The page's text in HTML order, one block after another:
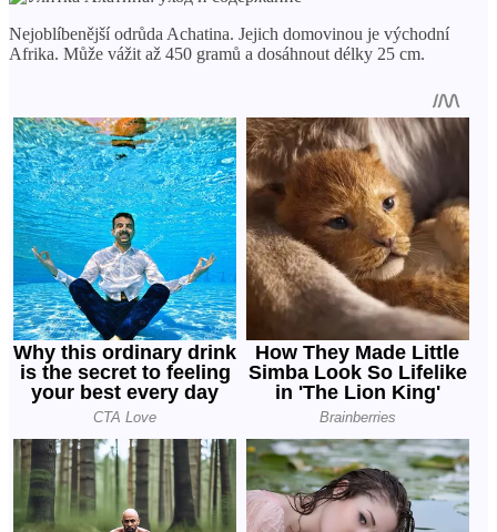
Nejoblíbenější odrůda Achatina. Jejich domovinou je východní
Afrika. Může vážit až 450 gramů a dosáhnout délky 25 cm.